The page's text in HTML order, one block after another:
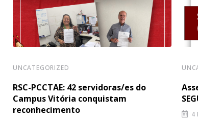
UNCATEGORIZED
RSC-PCCTAE: 42 servidoras/es do
Campus Vitória conquistam
reconhecimento
4